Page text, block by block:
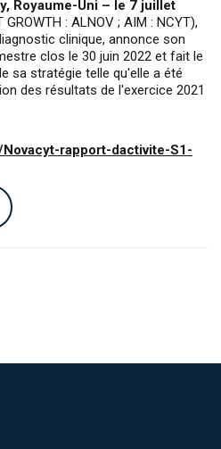
Royaume-Uni – le 7 juillet
GROWTH : ALNOV ; AIM : NCYT),
clinique, annonce son
clos le 30 juin 2022 et fait le
sa stratégie telle qu'elle a été
des résultats de l'exercice 2021
rapport-dactivite-S1-